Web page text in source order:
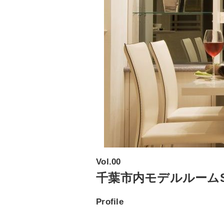
Vol.00
千葉市内モデルルーム
Profile